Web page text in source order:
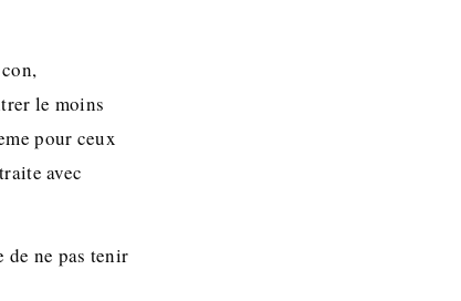
le moins
pour ceux
avec
de ne pas tenir